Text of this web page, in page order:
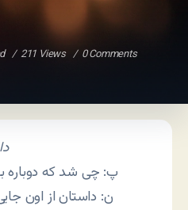
211 Views 0 Comments
پ: چی شد که دوباره
ن: داستان از اون